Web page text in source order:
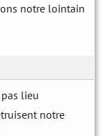
notre lointain
lieu
notre